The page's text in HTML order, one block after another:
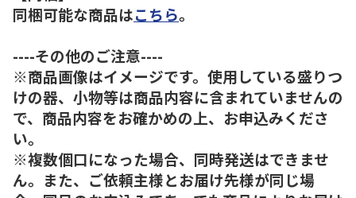
同梱可能な商品はこちら。
----その他のご注意----
※商品画像はイメージです。使用している盛りつ
けの器、小物等は商品内容に含まれていませんの
で、商品内容をお確かめの上、お申込みくださ
い。
※複数個口になった場合、同時発送はできませ
ん。また、ご依頼主様とお届け先様が同じ場